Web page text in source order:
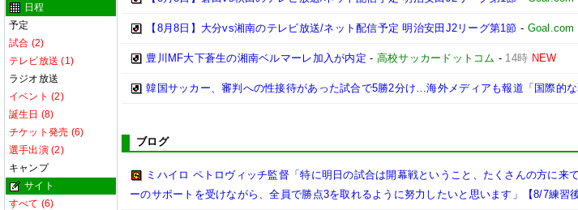
日程
予定
試合 (2)
テレビ放送 (1)
ラジオ放送
イベント (2)
誕生日 (8)
チケット発売 (6)
選手出演 (2)
キャンプ
サイト
すべて (6)
【8月8日】大分vs湘南のテレビ放送/ネット配信予定 明治安田J2リーグ第1節 - Goal.com
豊川MF大下蒼生の湘南ベルマーレ加入が内定 - 高校サッカードットコム - 14時 NEW
韓国サッカー、審判への性接待があった試合で5勝2分け…海外メディアも報道「国際的な
ブログ
ミハイロ ペトロヴィッチ監督「特に明日の試合は開幕戦ということ、たくさんの方に来
ーのサポートを受けながら、全員で勝点3を取れるように努力したいと思います」【8/7練習